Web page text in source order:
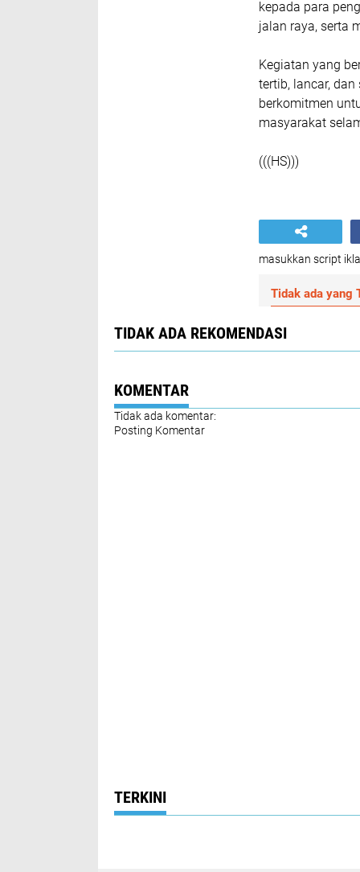
kepada para
jalan raya, serta
Kegiatan yang
tertib, lancar,
berkomitmen
masyarakat
(((HS)))
masukkan script
Tidak ada yang
TIDAK ADA REKOMENDASI
KOMENTAR
Tidak ada komentar:
Posting Komentar
TERKINI